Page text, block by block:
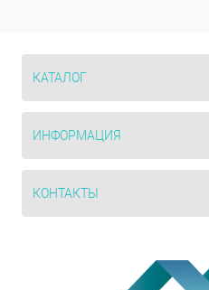
КАТАЛОГ
ИНФОРМАЦИЯ
КОНТАКТЫ